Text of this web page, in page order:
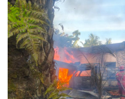
Bathin
Solapan
PENDIDIKAN
Mahasiswa
Unilak
Raih Juara
Harapan I
Nasional
Kategori
Disabilitas
08
Aug,
2026
29
views
HUKRIM